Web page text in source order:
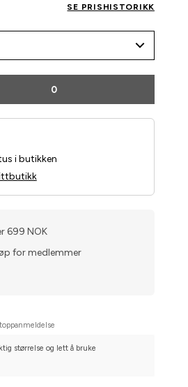
SE PRISHISTORIKK
0
i butikken
699 NOK
for medlemmer
størrelse og lett å bruke